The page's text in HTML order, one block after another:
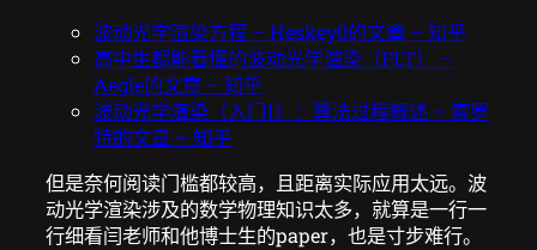
波动光学渲染方程 – Heskey0的文章 – 知乎
高中生都能看懂的波动光学渲染（PLT） –
Aegle的文章 – 知乎
波动光学渲染（入门1）：算法过程概述 – 索罗
特的文章 – 知乎
但是奈何阅读门槛都较高，且距离实际应用太远。波
动光学渲染涉及的数学物理知识太多，就算是一行一
行细看闫老师和他博士生的paper，也是寸步难行。